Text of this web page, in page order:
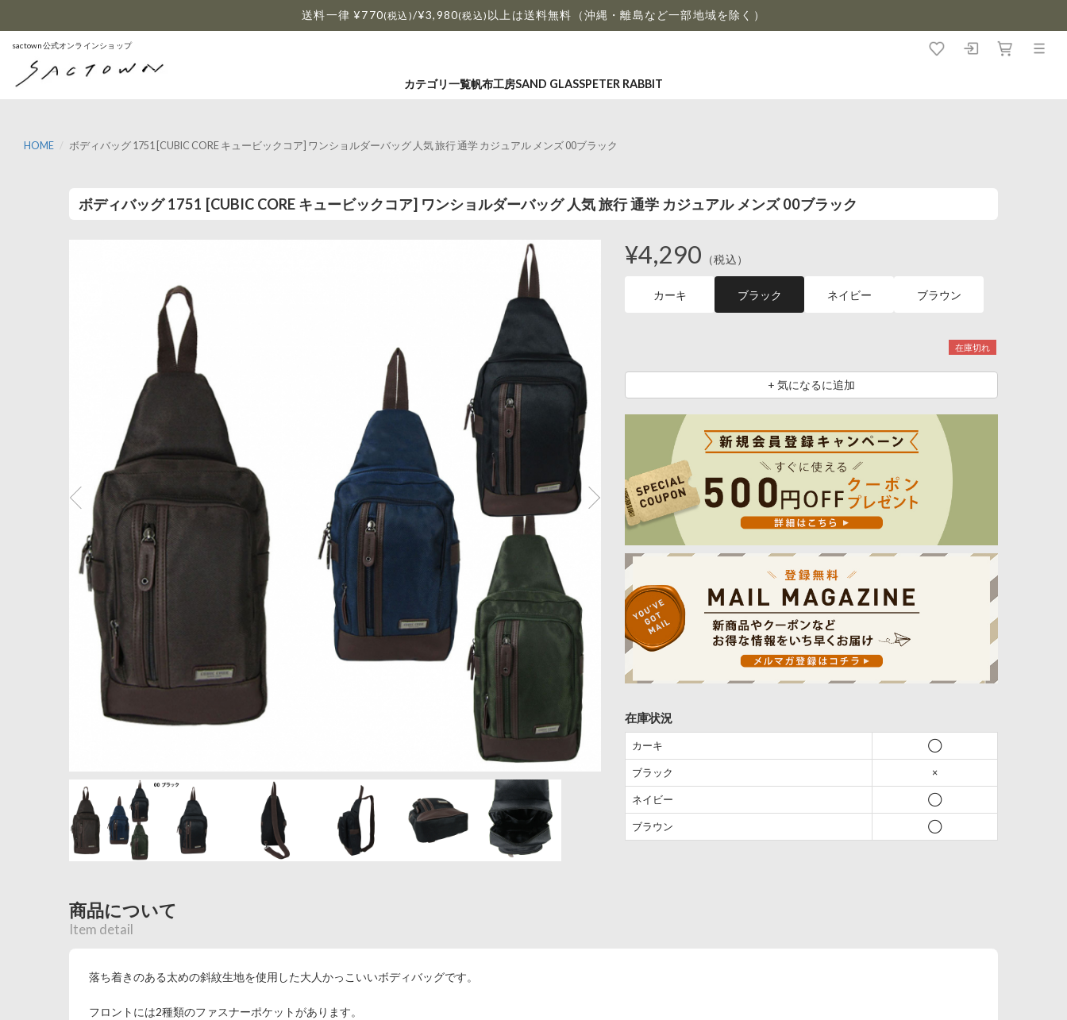
送料一律 ¥770(税込)/¥3,980(税込) 以上は送料無料（沖縄・離島など一部地域を除く）
sactown公式オンラインショップ
カテゴリ一覧帆布工房SAND GLASSPETER RABBIT
HOME ボディバッグ 1751 [CUBIC CORE キュービックコア] ワンショルダーバッグ 人気 旅行 通学 カジュアル メンズ 00ブラック
ボディバッグ 1751 [CUBIC CORE キュービックコア] ワンショルダーバッグ 人気 旅行 通学 カジュアル メンズ 00ブラック
¥4,290 （税込）
カーキ ブラック ネイビー ブラウン
在庫切れ
+ 気になるに追加
在庫状況
カーキ ◯
ブラック ×
ネイビー ◯
ブラウン ◯
商品について
Item detail
落ち着きのある太めの斜紋生地を使用した大人かっこいいボディバッグです。
フロントには2種類のファスナーポケットがあります。